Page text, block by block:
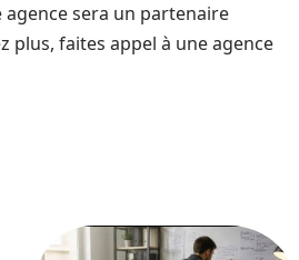
sera un partenaire
plus, faites appel à une agence